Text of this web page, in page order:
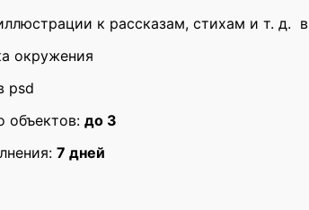
к рассказам, стихам и т. д. в
окружения
psd
объектов: до 3
7 дней
reviews yet.
to review “Иллюстрации”